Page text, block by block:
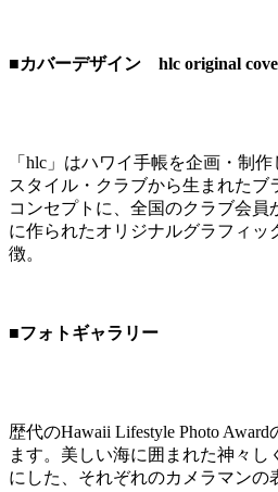
■カバーデザイン hlc original
「hlc」はハワイ手帳を企画・制
スタイル・クラブから生まれたブ
コンセプトに、全国のクラブ会
に作られたオリジナルグラフィッ
徴。
■フォトギャラリー
歴代のHawaii Lifestyle Photo
ます。美しい海に囲まれた神々し
にした、それぞれのカメラマンの